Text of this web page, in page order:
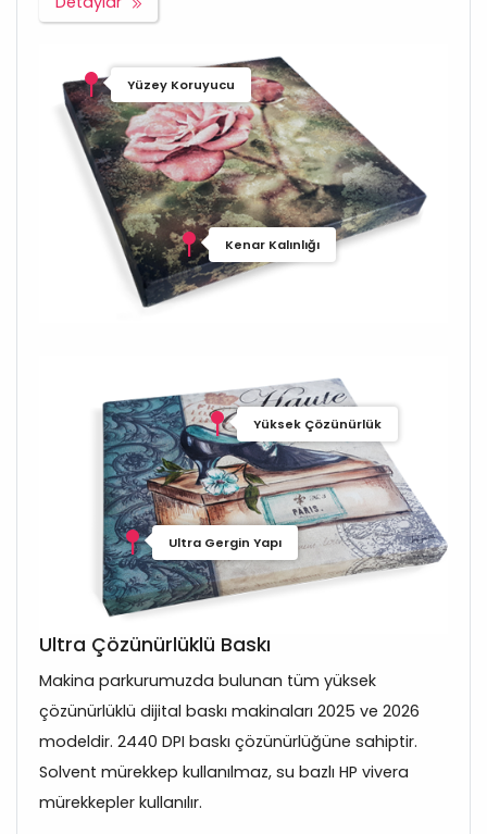
Yüzey Koruyucu
Kenar Kalınlığı
Yüksek Çözünürlük
Ultra Gergin Yapı
Ultra Çözünürlüklü Baskı
Makina parkurumuzda bulunan tüm yüksek
çözünürlüklü dijital baskı makinaları 2025 ve 2026
modeldir. 2440 DPI baskı çözünürlüğüne sahiptir.
Solvent mürekkep kullanılmaz, su bazlı HP vivera
mürekkepler kullanılır.